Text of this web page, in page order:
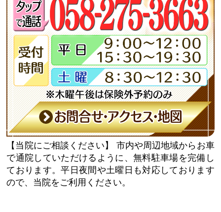
【当院にご相談ください】
市内や周辺地域からお車
で通院していただけるように、無料駐車場を完備し
ております。平日夜間や土曜日も対応しております
ので、当院をご利用ください。